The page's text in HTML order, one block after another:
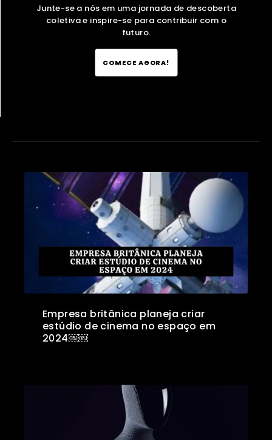
Junte-se a nós em uma jornada de descoberta
coletiva e inspire-se para contribuir com o
futuro.
COMECE AGORA!
Empresa britânica planeja criar
estúdio de cinema no espaço em
2024￼￼